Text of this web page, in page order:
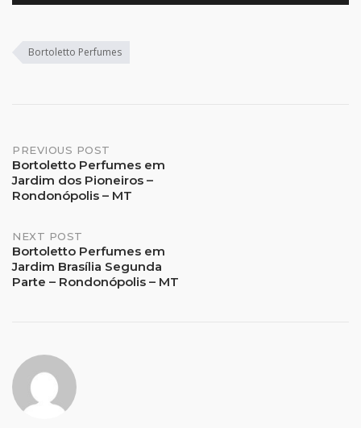
Bortoletto Perfumes
Post
navigation
PREVIOUS POST
Bortoletto Perfumes em
Jardim dos Pioneiros –
Rondonópolis – MT
NEXT POST
Bortoletto Perfumes em
Jardim Brasília Segunda
Parte – Rondonópolis – MT